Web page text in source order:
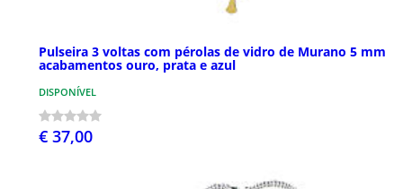
Pulseira 3 voltas com pérolas de vidro de Murano 5 mm
acabamentos ouro, prata e azul
DISPONÍVEL
€ 37,00